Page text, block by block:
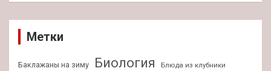
Метки
Баклажаны на зиму Биология Блюда из клубники